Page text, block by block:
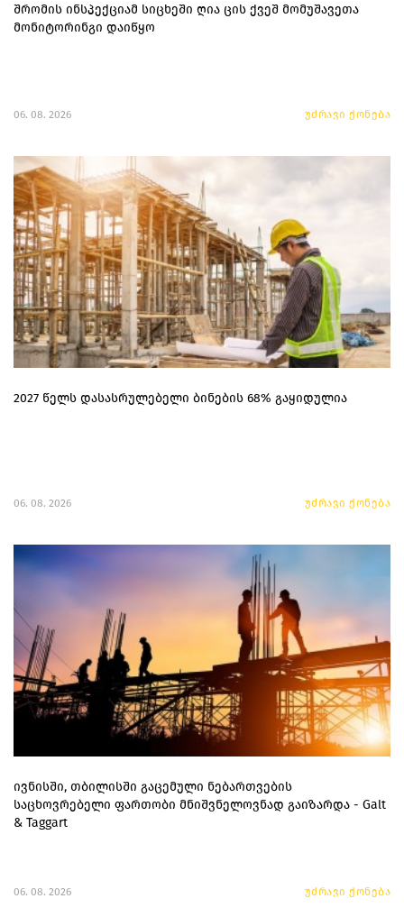
შრომის ინსპექციამ სიცხეში ღია ცის ქვეშ მომუშავეთა
მონიტორინგი დაიწყო
06. 08. 2026 უძრავი ქონება
2027 წელს დასასრულებელი ბინების 68% გაყიდულია
06. 08. 2026 უძრავი ქონება
ივნისში, თბილისში გაცემული ნებართვების
საცხოვრებელი ფართობი მნიშვნელოვნად გაიზარდა - Galt
& Taggart
06. 08. 2026 უძრავი ქონება